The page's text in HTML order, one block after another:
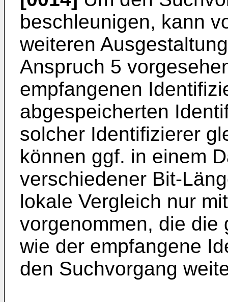
beschleunigen, kann
weiteren
Anspruch 5
empfangenen
abgespeicherten
solcher Identifizierer
können ggf. in einem
verschiedener Bit-
lokale Vergleich nur
vorgenommen, die die
wie der empfangene
den Suchvorgang